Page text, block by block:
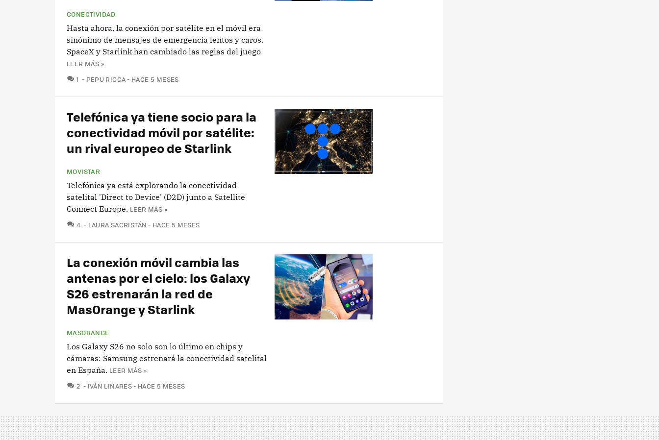
CONECTIVIDAD
Hasta ahora, la conexión por satélite en el móvil era
sinónimo de mensajes de emergencia lentos y caros.
SpaceX y Starlink han cambiado las reglas del juego
LEER MÁS »
1 COMENTARIOS
PEPU RICCA HACE 5 MESES
Telefónica ya tiene socio para la
conectividad móvil por satélite:
un rival europeo de Starlink
MOVISTAR
Telefónica ya está explorando la conectividad
satelital 'Direct to Device' (D2D) junto a Satellite
Connect Europe. LEER MÁS »
4 COMENTARIOS
LAURA SACRISTÁN HACE 5 MESES
La conexión móvil cambia las
antenas por el cielo: los Galaxy
S26 estrenarán la red de
MasOrange y Starlink
MASORANGE
Los Galaxy S26 no solo son lo último en chips y
cámaras: Samsung estrenará la conectividad satelital
en España. LEER MÁS »
2 COMENTARIOS
IVÁN LINARES HACE 5 MESES